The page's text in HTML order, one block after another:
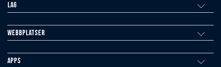
Lag
Webbplatser
Apps